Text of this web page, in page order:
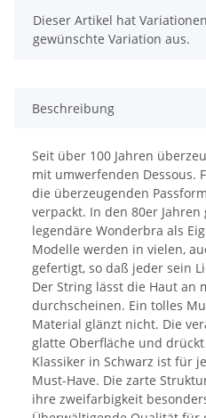
x
Dieser Artikel hat
gewünschte Variation aus.
Beschreibung
Seit über 100 Jahren
mit umwerfenden Dessous.
die überzeugenden
verpackt. In den 80er
legendäre Wonderbra als
Modelle werden in vielen,
gefertigt, so daß jeder sein
Der String lässt die Haut an
durchscheinen. Ein tolles
Material glänzt nicht. Die
glatte Oberfläche und
Klassiker in Schwarz ist für
Must-Have. Die zarte
ihre zweifarbigkeit